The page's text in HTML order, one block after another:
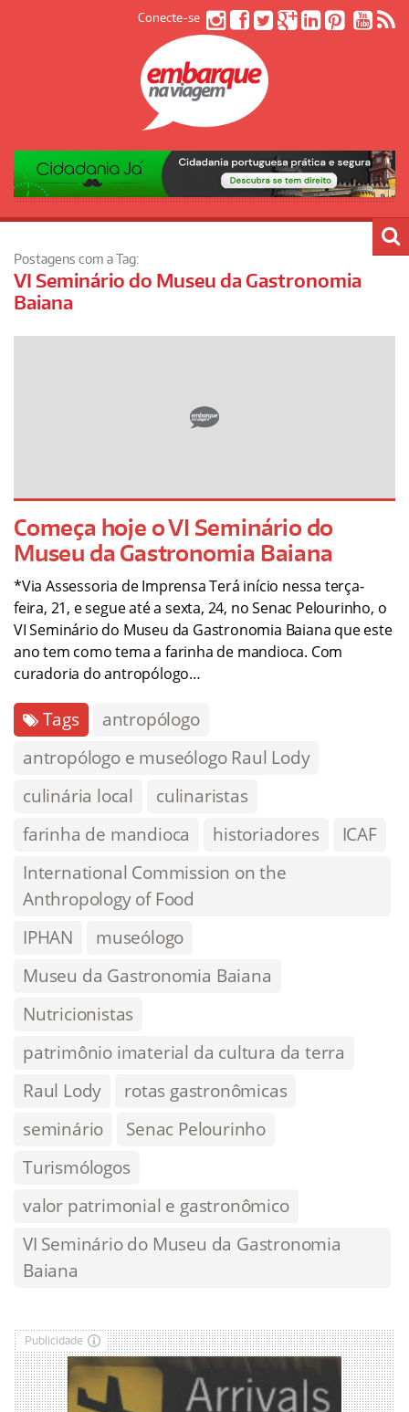
Conecte-se
Postagens com a Tag:
VI Seminário do Museu da Gastronomia
Baiana
Começa hoje o VI Seminário do
Museu da Gastronomia Baiana
*Via Assessoria de Imprensa Terá início nessa terça-
feira, 21, e segue até a sexta, 24, no Senac Pelourinho, o
VI Seminário do Museu da Gastronomia Baiana que este
ano tem como tema a farinha de mandioca. Com
curadoria do antropólogo…
Tags
antropólogo
antropólogo e museólogo Raul Lody
culinária local
culinaristas
farinha de mandioca
historiadores
ICAF
International Commission on the
Anthropology of Food
IPHAN
museólogo
Museu da Gastronomia Baiana
Nutricionistas
patrimônio imaterial da cultura da terra
Raul Lody
rotas gastronômicas
seminário
Senac Pelourinho
Turismólogos
valor patrimonial e gastronômico
VI Seminário do Museu da Gastronomia
Baiana
Publicidade